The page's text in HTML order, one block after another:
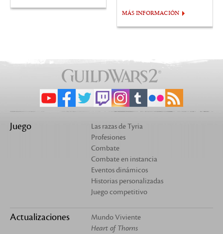
MÁS INFORMACIÓN
Juego
Las razas de Tyria
Profesiones
Combate
Combate en instancia
Eventos dinámicos
Historias personalizadas
Juego competitivo
Actualizaciones
Mundo Viviente
Heart of Thorns